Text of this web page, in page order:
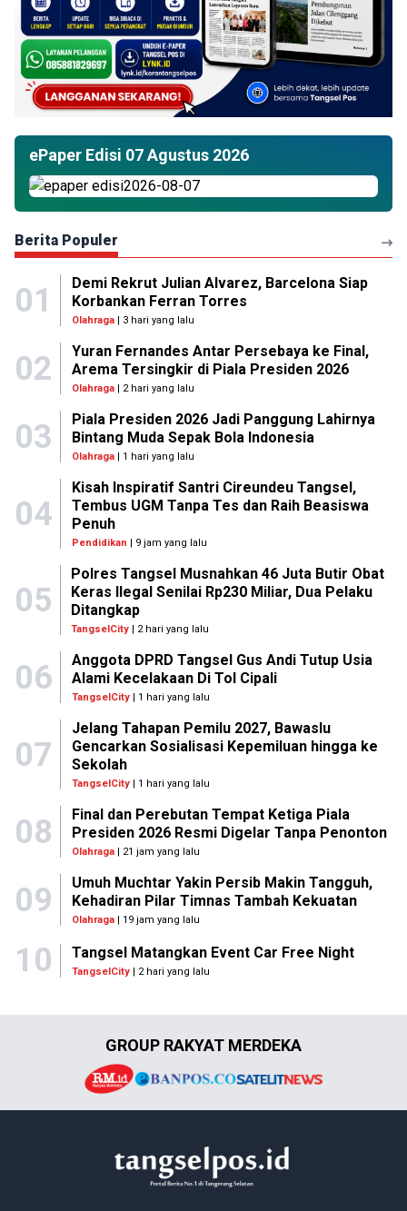
ePaper Edisi 07 Agustus 2026
Berita Populer
01
Demi Rekrut Julian Alvarez, Barcelona Siap
Korbankan Ferran Torres
Olahraga| 3 hari yang lalu
02
Yuran Fernandes Antar Persebaya ke Final,
Arema Tersingkir di Piala Presiden 2026
Olahraga| 2 hari yang lalu
03
Piala Presiden 2026 Jadi Panggung Lahirnya
Bintang Muda Sepak Bola Indonesia
Olahraga| 1 hari yang lalu
04
Kisah Inspiratif Santri Cireundeu Tangsel,
Tembus UGM Tanpa Tes dan Raih Beasiswa
Penuh
Pendidikan | 9 jam yang lalu
05
Polres Tangsel Musnahkan 46 Juta Butir Obat
Keras Ilegal Senilai Rp230 Miliar, Dua Pelaku
Ditangkap
TangselCity | 2 hari yang lalu
06
Anggota DPRD Tangsel Gus Andi Tutup Usia
Alami Kecelakaan Di Tol Cipali
TangselCity| 1 hari yang lalu
07
Jelang Tahapan Pemilu 2027, Bawaslu
Gencarkan Sosialisasi Kepemiluan hingga ke
Sekolah
TangselCity| 1 hari yang lalu
08
Final dan Perebutan Tempat Ketiga Piala
Presiden 2026 Resmi Digelar Tanpa Penonton
Olahraga| 21 jam yang lalu
09
Umuh Muchtar Yakin Persib Makin Tangguh,
Kehadiran Pilar Timnas Tambah Kekuatan
Olahraga| 19 jam yang lalu
10 Tangsel Matangkan Event Car Free Night
TangselCity | 2 hari yang lalu
GROUP RAKYAT MERDEKA